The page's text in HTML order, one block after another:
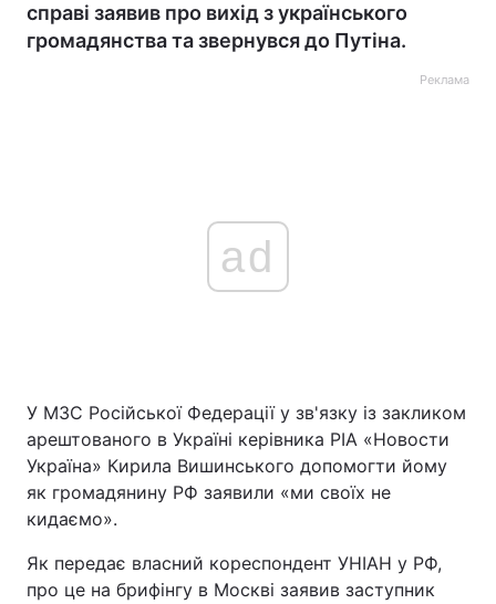
справі заявив про вихід з українського
громадянства та звернувся до Путіна.
Реклама
ad
У МЗС Російської Федерації у зв'язку із закликом
арештованого в Україні керівника РІА «Новости
Україна» Кирила Вишинського допомогти йому
як громадянину РФ заявили «ми своїх не
кидаємо».
Як передає власний кореспондент УНІАН у РФ,
про це на брифінгу в Москві заявив заступник